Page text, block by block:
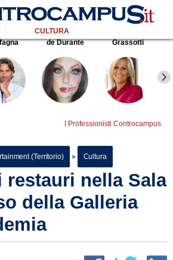
CULTURA
de Durante Grassotti
I Professionisti Controcampus
(Territorio) » Cultura
restauri nella Sala
della Galleria